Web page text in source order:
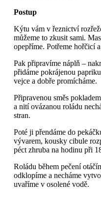
Postup
Kýtu vám v řeznictví
můžeme to zkusit sami.
opepříme. Potřeme hořčicí
Pak připravíme náplň –
přidáme pokrájenou
vejce a dobře promícháme.
Připravenou směs
a nití ovázanou roládu
stran.
Poté ji přendáme do
vývarem, kousky cibule
péct zhruba na hodinu při
Roládu během pečení
odklopíme a necháme
uvaříme v osolené vodě.